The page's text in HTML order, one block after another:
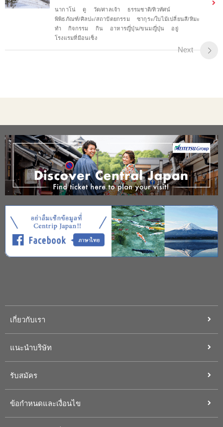
นากาโน่ ดู วัด/ศาลเจ้า
ธรรมชาติ/ทิวทัศน์
พิพิธภัณฑ์/ศิลปะ/สถาปัตยกรรม
ซากุระ/ใบไม้เปลี่ยนสี/หิมะ
ทำ
กิจกรรม กิน อาหารญี่ปุ่น/ขนมญี่ปุ่น
อยู่
โรงแรมที่มีอนเซ็ง
Next
เกี่ยวกับเรา
แนะนำบริษัท
รับสมัคร
ข้อกำหนดและเงื่อนไข